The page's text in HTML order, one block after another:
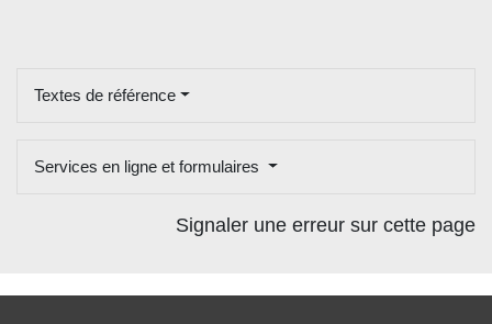
Textes de référence
Services en ligne et formulaires
Signaler une erreur sur cette page